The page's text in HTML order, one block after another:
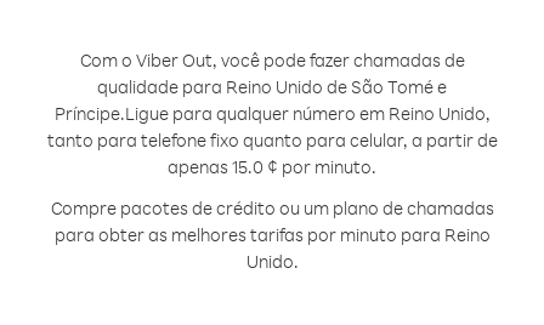
Com o Viber Out, você pode fazer chamadas de
qualidade para Reino Unido de São Tomé e
Príncipe.Ligue para qualquer número em Reino Unido,
tanto para telefone fixo quanto para celular, a partir de
apenas 15.0 ¢ por minuto.
Compre pacotes de crédito ou um plano de chamadas
para obter as melhores tarifas por minuto para Reino
Unido.